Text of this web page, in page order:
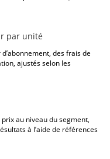
par unité
des frais de
ajustés selon les
au niveau du segment,
à l’aide de références